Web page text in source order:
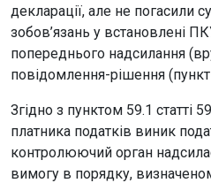
декларації, але не погасили
зобов’язань у встановлені
попереднього надсилання
повідомлення-рішення
Згідно з пунктом 59.1 статті
платника податків виник
контролюючий орган
вимогу в порядку,